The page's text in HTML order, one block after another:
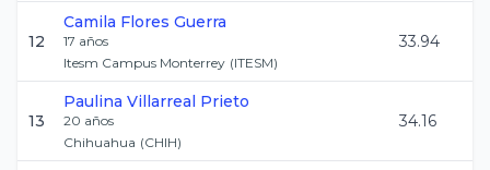
12
Camila Flores Guerra
17 años
Itesm Campus Monterrey (ITESM)
33.94
13
Paulina Villarreal Prieto
20 años
Chihuahua (CHIH)
34.16